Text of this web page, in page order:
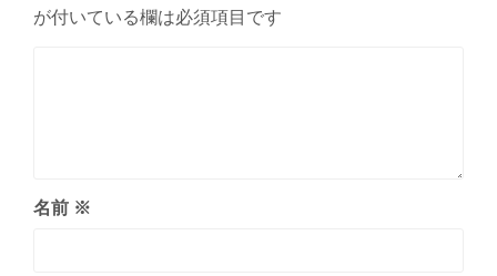
が付いている欄は必須項目です
名前 ※